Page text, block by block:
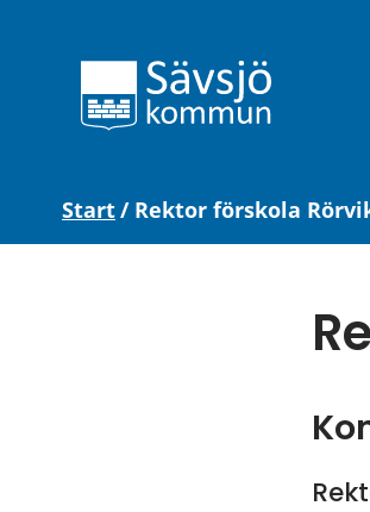
Start/ Rektor förskola